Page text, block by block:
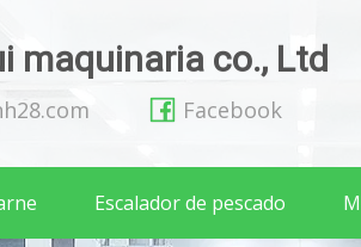
maquinaria co., Ltd
Facebook
Escalador de pescado